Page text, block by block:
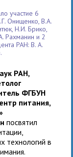
участие 6
Онищенко, В.А.
Н.И. Брико,
Рахманин и 2
РАН: В. А.
РАН,
ФГБУН
питания,
посвятил
технологий в